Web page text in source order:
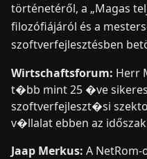
történetéről, a „Magas
filozófiájáról és a
szoftverfejlesztésben
Wirtschaftsforum: Herr
t�bb mint 25 �ve
szoftverfejleszt�si
v�llalat ebben az
Jaap Merkus: A